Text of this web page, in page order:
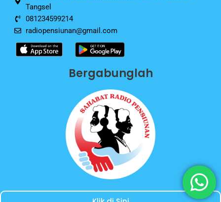
Tangsel
081234599214
radiopensiunan@gmail.com
Bergabunglah